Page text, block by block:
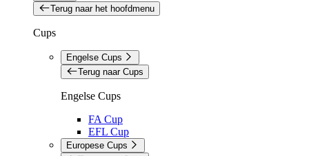
Terug naar het hoofdmenu
Cups
Engelse Cups
Terug naar Cups
Engelse Cups
FA Cup
EFL Cup
Europese Cups